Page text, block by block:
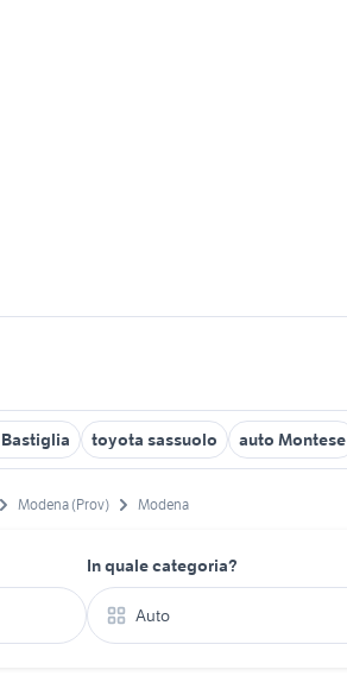
toyota sassuolo auto Montese
Modena (Prov) Modena
In quale categoria?
Auto